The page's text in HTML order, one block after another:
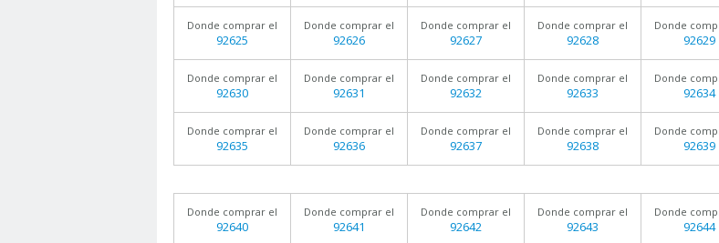
Donde comprar el
92625
Donde comprar el
92626
Donde comprar el
92627
Donde comprar el
92628
Donde
92629
Donde comprar el
92630
Donde comprar el
92631
Donde comprar el
92632
Donde comprar el
92633
Donde
92634
Donde comprar el
92635
Donde comprar el
92636
Donde comprar el
92637
Donde comprar el
92638
Donde
92639
Donde comprar el
92640
Donde comprar el
92641
Donde comprar el
92642
Donde comprar el
92643
Donde
92644